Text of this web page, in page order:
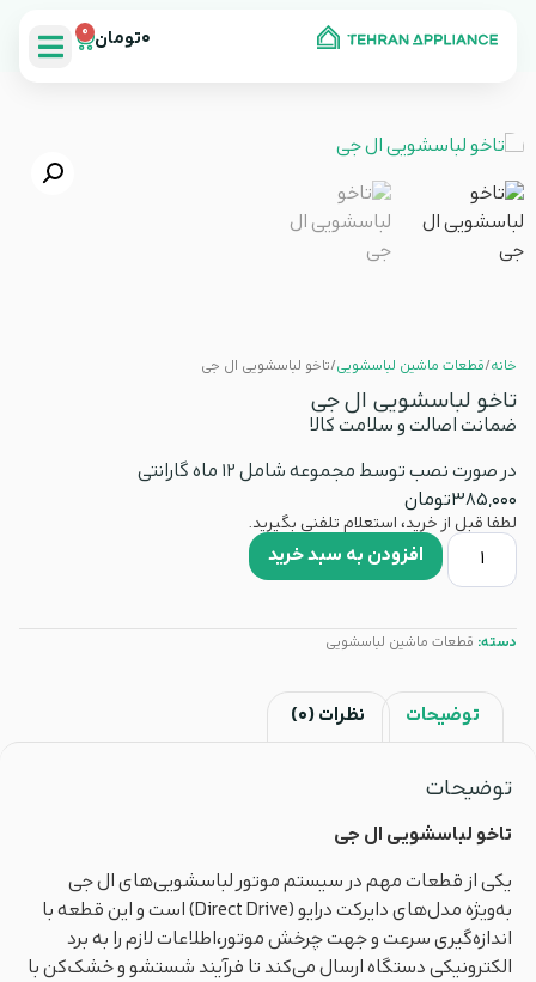
0تومان 0
خانه/قطعات ماشین لباسشویی/ تاخو لباسشویی ال جی
تاخو لباسشویی ال جی
ضمانت اصالت و سلامت کالا
در صورت نصب توسط مجموعه شامل 12 ماه گارانتی
385,000تومان
لطفا قبل از خرید، استعلام تلفنی بگیرید.
افزودن به سبد خرید
دسته: قطعات ماشین لباسشویی
توضیحات نظرات (0)
توضیحات
تاخو لباسشویی ال جی
یکی از قطعات مهم در سیستم موتور لباسشویی‌های ال جی
به‌ویژه مدل‌های دایرکت درایو (Direct Drive) است و این قطعه با
اندازه‌گیری سرعت و جهت چرخش موتور،اطلاعات لازم را به برد
الکترونیکی دستگاه ارسال می‌کند تا فرآیند شستشو و خشک‌کن با